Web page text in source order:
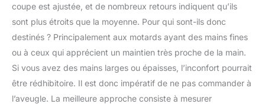
coupe est ajustée, et de nombreux retours indiquent qu’ils
sont plus étroits que la moyenne. Pour qui sont-ils donc
destinés ? Principalement aux motards ayant des mains fines
ou à ceux qui apprécient un maintien très proche de la main.
Si vous avez des mains larges ou épaisses, l’inconfort pourrait
être rédhibitoire. Il est donc impératif de ne pas commander à
l’aveugle. La meilleure approche consiste à mesurer